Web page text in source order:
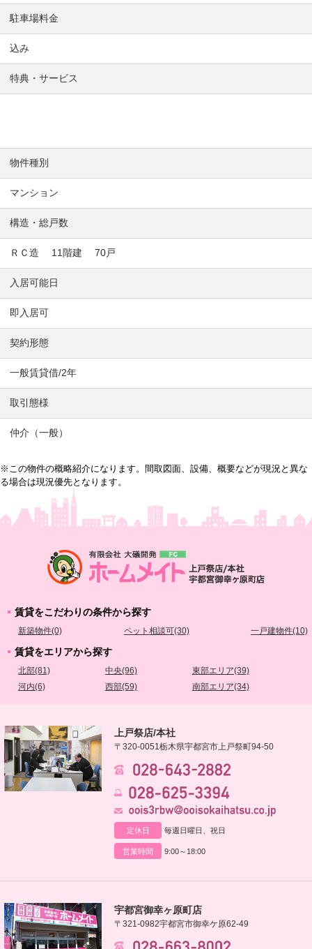
駐車場料金
込み
特典・サービス
物件種別
マンション
構造・総戸数
ＲＣ造 11階建 70戸
入居可能日
即入居可
契約形態
一般賃貸借/2年
取引態様
仲介（一般）
※この物件の概略紹介になります。間取図面、設備、概要などが現況と異な
る場合は現況優先となります。
賃貸をこだわりの条件から探す
新築物件(0) ペット相談可(30) 一戸建物件(10)
賃貸をエリアから探す
北部(81) 中央(96)
東部エリア(39)
河内(6)
西部(59) 南部エリア(34)
上戸祭店/本社
〒320-0051栃木県宇都宮市上戸祭町94-50
定休日 毎週日曜日、祝日
営業時間 9:00～18:00
宇都宮御幸ヶ原町店
〒321-0982宇都宮市御幸ケ原62-49